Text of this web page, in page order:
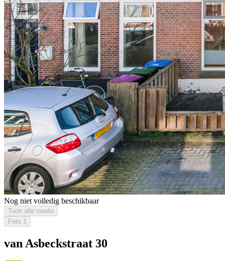
Nog niet volledig beschikbaar
Toon alle media
Foto 1
van Asbeckstraat 30